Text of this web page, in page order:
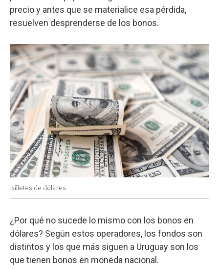
precio y antes que se materialice esa pérdida,
resuelven desprenderse de los bonos.
Billetes de dólares.
¿Por qué no sucede lo mismo con los bonos en
dólares? Según estos operadores, los fondos son
distintos y los que más siguen a Uruguay son los
que tienen bonos en moneda nacional.